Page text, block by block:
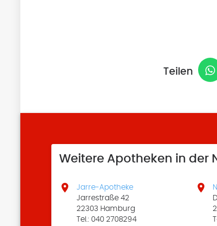
Teilen
Weitere Apotheken in der

Jarre-Apotheke
Jarrestraße 42
22303 Hamburg
Tel.: 040 2708294
